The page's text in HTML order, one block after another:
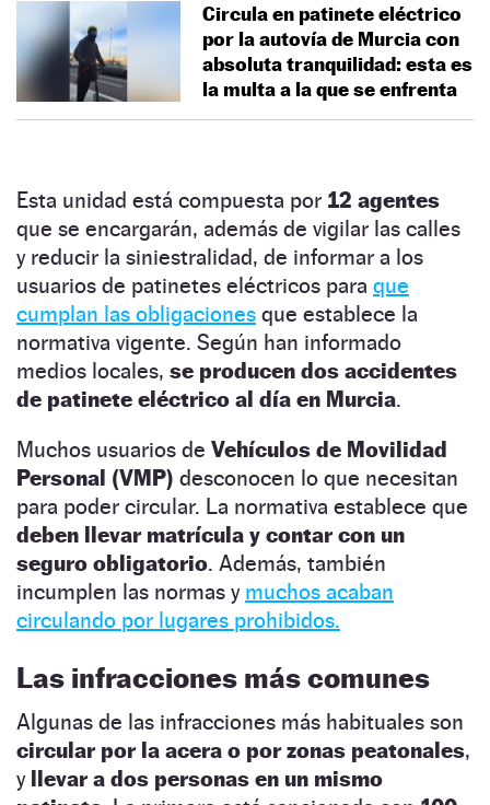
Circula en patinete eléctrico
por la autovía de Murcia con
absoluta tranquilidad: esta es
la multa a la que se enfrenta
Esta unidad está compuesta por 12 agentes
que se encargarán, además de vigilar las calles
y reducir la siniestralidad, de informar a los
usuarios de patinetes eléctricos para que
cumplan las obligaciones que establece la
normativa vigente. Según han informado
medios locales, se producen dos accidentes
de patinete eléctrico al día en Murcia.
Muchos usuarios de Vehículos de Movilidad
Personal (VMP) desconocen lo que necesitan
para poder circular. La normativa establece que
deben llevar matrícula y contar con un
seguro obligatorio. Además, también
incumplen las normas y muchos acaban
circulando por lugares prohibidos.
Las infracciones más comunes
Algunas de las infracciones más habituales son
circular por la acera o por zonas peatonales,
y llevar a dos personas en un mismo